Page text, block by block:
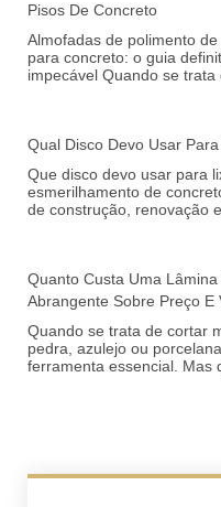
Pisos De Concreto
Almofadas de polimento
para concreto: o guia
impecável Quando se trata
Qual Disco Devo Usar
Que disco devo usar para
esmerilhamento de
de construção, renovação
Quanto Custa Uma
Abrangente Sobre Preço E
Quando se trata de cortar
pedra, azulejo ou
ferramenta essencial. Mas